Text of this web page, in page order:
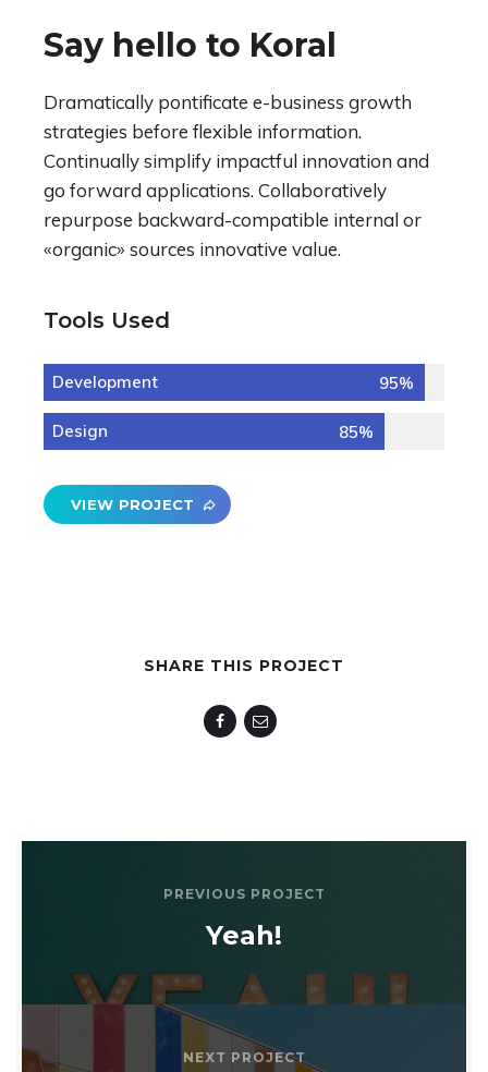
Say hello to Koral
Dramatically pontificate e-business growth
strategies before flexible information.
Continually simplify impactful innovation and
go forward applications. Collaboratively
repurpose backward-compatible internal or
«organic» sources innovative value.
Tools Used
Development 95%
Design 85%
VIEW PROJECT
SHARE THIS PROJECT
PREVIOUS PROJECT
Yeah!
NEXT PROJECT